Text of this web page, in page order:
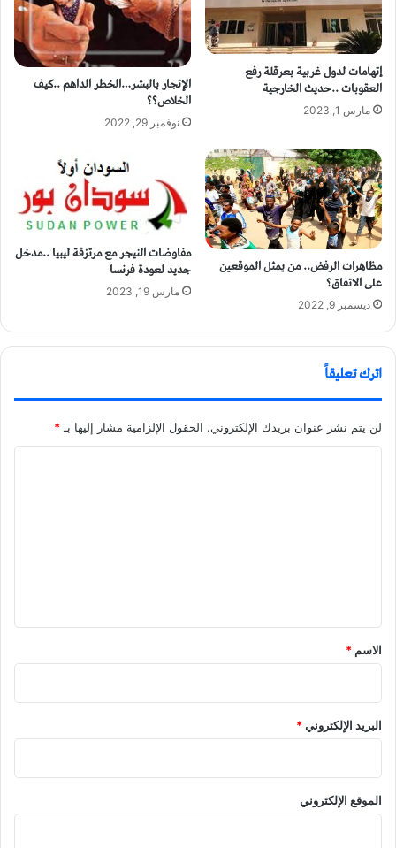
إتهامات لدول غربية بعرقلة رفع
العقوبات ..حديث الخارجية
مارس 1, 2023
الإتجار بالبشر…الخطر الداهم ..كيف
الخلاص؟؟
نوفمبر 29, 2022
مظاهرات الرفض.. من يمثل الموقعين
على الاتفاق؟
ديسمبر 9, 2022
مفاوضات النيجر مع مرتزقة ليبيا ..مدخل
جديد لعودة فرنسا
مارس 19, 2023
اترك تعليقاً
لن يتم نشر عنوان بريدك الإلكتروني. الحقول الإلزامية مشار إليها بـ*
الاسم *
البريد الإلكتروني*
الموقع الإلكتروني